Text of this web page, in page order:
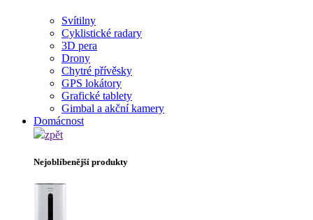
Svítilny
Cyklistické radary
3D pera
Drony
Chytré přívěsky
GPS lokátory
Grafické tablety
Gimbal a akční kamery
Domácnost
zpět
Nejoblíbenější produkty